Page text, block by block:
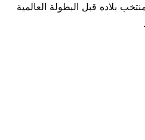
بلاده قبل البطولة العالمية